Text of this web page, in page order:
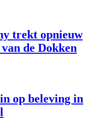
trekt opnieuw
de Dokken
op beleving in